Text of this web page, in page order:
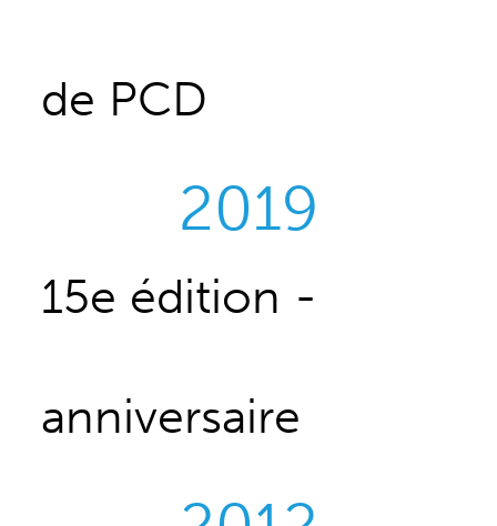
de PCD
15e édition -
anniversaire
2019